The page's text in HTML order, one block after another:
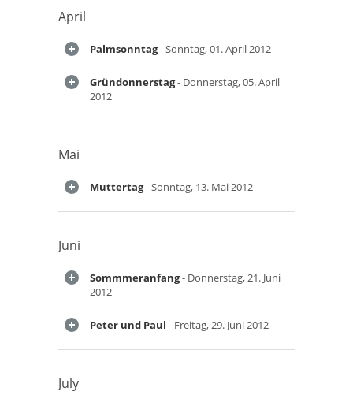
April
Palmsonntag- Sonntag, 01. April 2012
Gründonnerstag- Donnerstag, 05. April
2012
Mai
Muttertag- Sonntag, 13. Mai 2012
Juni
Sommmeranfang- Donnerstag, 21. Juni
2012
Peter und Paul - Freitag, 29. Juni 2012
July